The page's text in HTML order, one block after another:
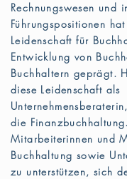
Rechnungswesen und
Führungspositionen
Leidenschaft für
Entwicklung von
Buchhaltern geprägt.
diese Leidenschaft als
die
Mitarbeiterinnen und
Buchhaltung sowie
zu unterstützen, sich